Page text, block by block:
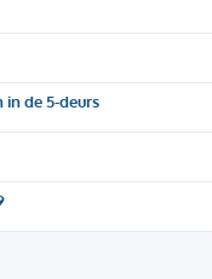
de 5-deurs